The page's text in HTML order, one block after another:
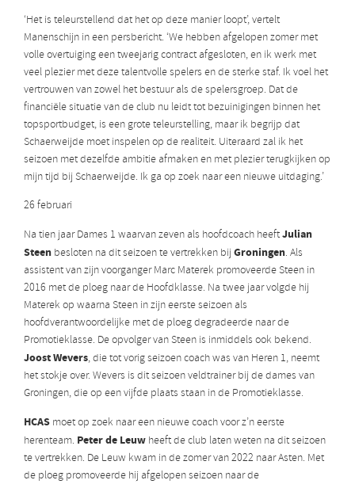
‘Het is teleurstellend dat het op deze manier loopt’, vertelt
Manenschijn in een persbericht. ‘We hebben afgelopen zomer met
volle overtuiging een tweejarig contract afgesloten, en ik werk met
veel plezier met deze talentvolle spelers en de sterke staf. Ik voel het
vertrouwen van zowel het bestuur als de spelersgroep. Dat de
financiële situatie van de club nu leidt tot bezuinigingen binnen het
topsportbudget, is een grote teleurstelling, maar ik begrijp dat
Schaerweijde moet inspelen op de realiteit. Uiteraard zal ik het
seizoen met dezelfde ambitie afmaken en met plezier terugkijken op
mijn tijd bij Schaerweijde. Ik ga op zoek naar een nieuwe uitdaging.’
26 februari
Na tien jaar Dames 1 waarvan zeven als hoofdcoach heeftJulian
Steen besloten na dit seizoen te vertrekken bij Groningen. Als
assistent van zijn voorganger Marc Materek promoveerde Steen in
2016 met de ploeg naar de Hoofdklasse. Na twee jaar volgde hij
Materek op waarna Steen in zijn eerste seizoen als
hoofdverantwoordelijke met de ploeg degradeerde naar de
Promotieklasse. De opvolger van Steen is inmiddels ook bekend.
Joost Wevers, die tot vorig seizoen coach was van Heren 1, neemt
het stokje over. Wevers is dit seizoen veldtrainer bij de dames van
Groningen, die op een vijfde plaats staan in de Promotieklasse.
HCAS moet op zoek naar een nieuwe coach voor z’n eerste
herenteam. Peter de Leuw heeft de club laten weten na dit seizoen
te vertrekken. De Leuw kwam in de zomer van 2022 naar Asten. Met
de ploeg promoveerde hij afgelopen seizoen naar de